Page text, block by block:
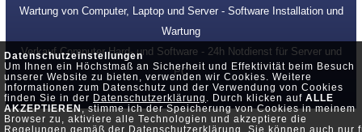
Datenschutzeinstellungen
Um Ihnen ein Höchstmaß an Sicherheit und Effektivität beim Besuch
unserer Website zu bieten, verwenden wir Cookies. Weitere
Informationen zum Datenschutz und der Verwendung von Cookies
finden Sie in der Datenschutzerklärung . Durch klicken auf ALLE
AKZEPTIEREN, stimme ich der Speicherung von Cookies in meinem
Browser zu, aktiviere alle Technologien und akzeptiere die
Regelungen gemäß der Datenschutzerklärung. Sie können auch nur
Wartung von Computer, Laptop und Server - Software Installation und
Wartung
Verkauf Computer Hard- und Software - 24h Notdienst für Server und
PC